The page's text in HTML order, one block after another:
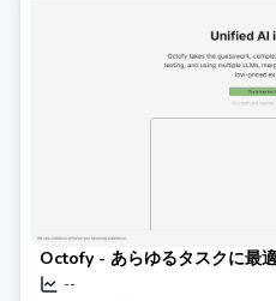
Octofy - あらゆるタスクに最
--